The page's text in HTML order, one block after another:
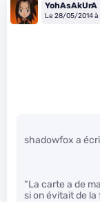
YohAsAkUrA
Le 28/05/2014 à
shadowfox a
“La carte a de
si on évitait de la